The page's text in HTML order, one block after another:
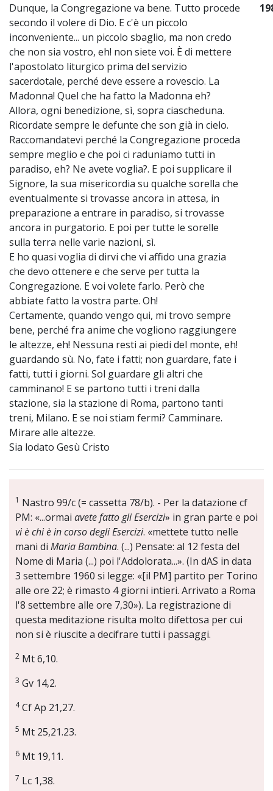
Dunque, la Congregazione va bene. Tutto procede
secondo il volere di Dio. E c'è un piccolo
inconveniente... un piccolo sbaglio, ma non credo
che non sia vostro, eh! non siete voi. È di mettere
l'apostolato liturgico prima del servizio
sacerdotale, perché deve essere a rovescio. La
Madonna! Quel che ha fatto la Madonna eh?
Allora, ogni benedizione, sì, sopra ciascheduna.
Ricordate sempre le defunte che son già in cielo.
Raccomandatevi perché la Congregazione proceda
sempre meglio e che poi ci raduniamo tutti in
paradiso, eh? Ne avete voglia?. E poi supplicare il
Signore, la sua misericordia su qualche sorella che
eventualmente si trovasse ancora in attesa, in
preparazione a entrare in paradiso, si trovasse
ancora in purgatorio. E poi per tutte le sorelle
sulla terra nelle varie nazioni, sì.
E ho quasi voglia di dirvi che vi affido una grazia
che devo ottenere e che serve per tutta la
Congregazione. E voi volete farlo. Però che
abbiate fatto la vostra parte. Oh!
Certamente, quando vengo qui, mi trovo sempre
bene, perché fra anime che vogliono raggiungere
le altezze, eh! Nessuna resti ai piedi del monte, eh!
guardando sù. No, fate i fatti; non guardare, fate i
fatti, tutti i giorni. Sol guardare gli altri che
camminano! E se partono tutti i treni dalla
stazione, sia la stazione di Roma, partono tanti
treni, Milano. E se noi stiam fermi? Camminare.
Mirare alle altezze.
Sia lodato Gesù Cristo
1 Nastro 99/c (= cassetta 78/b). - Per la datazione cf
PM: «...ormai avete fatto gli Esercizi» in gran parte e poi
vi è chi è in corso degli Esercizi. «mettete tutto nelle
mani di Maria Bambina. (...) Pensate: al 12 festa del
Nome di Maria (...) poi l'Addolorata...». (In dAS in data
3 settembre 1960 si legge: «[il PM] partito per Torino
alle ore 22; è rimasto 4 giorni intieri. Arrivato a Roma
l'8 settembre alle ore 7,30»). La registrazione di
questa meditazione risulta molto difettosa per cui
non si è riuscite a decifrare tutti i passaggi.
2 Mt 6,10.
3 Gv 14,2.
4Cf Ap 21,27.
5 Mt 25,21.23.
6 Mt 19,11.
7 Lc 1,38.